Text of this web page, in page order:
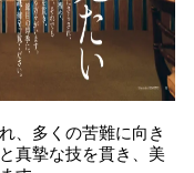
、多くの苦難に向き
真摯な技を貫き、美